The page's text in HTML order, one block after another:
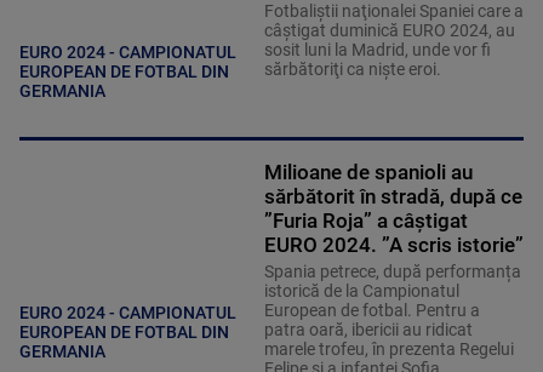
EURO 2024 - CAMPIONATUL
EUROPEAN DE FOTBAL DIN
GERMANIA
Fotbaliştii naţionalei Spaniei care a
câştigat duminică EURO 2024, au
sosit luni la Madrid, unde vor fi
sărbătoriţi ca nişte eroi.
EURO 2024 - CAMPIONATUL
EUROPEAN DE FOTBAL DIN
GERMANIA
Milioane de spanioli au
sărbătorit în stradă, după ce
”Furia Roja” a câștigat
EURO 2024. ”A scris istorie”
Spania petrece, după performanța
istorică de la Campionatul
European de fotbal. Pentru a
patra oară, ibericii au ridicat
marele trofeu, în prezenta Regelui